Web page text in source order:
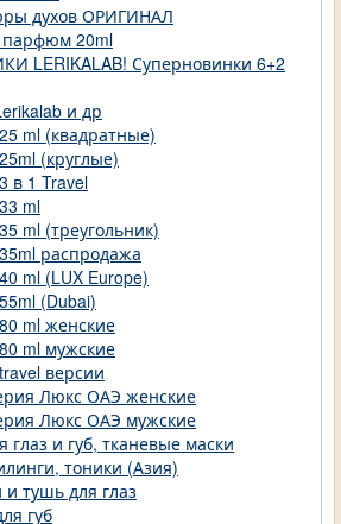
духов ОРИГИНАЛ
парфюм 20ml
LERIKALAB! Суперновинки 6+2
и др
ml (квадратные)
(круглые)
в 1 Travel
ml
ml (треугольник)
распродажа
ml (LUX Europe)
(Dubai)
ml женские
ml мужские
версии
Люкс ОАЭ женские
Люкс ОАЭ мужские
глаз и губ, тканевые маски
тоники (Азия)
и тушь для глаз
губ